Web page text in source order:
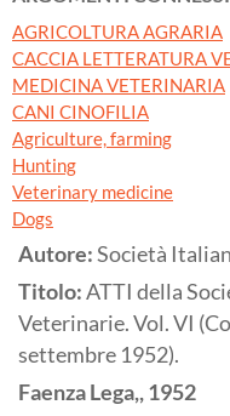
AGRICOLTURA AGRARIA
CACCIA LETTERATURA
MEDICINA VETERINARIA
CANI CINOFILIA
Agriculture, farming
Hunting
Veterinary medicine
Dogs
Autore:Società
Titolo:ATTI della
Veterinarie. Vol. VI
settembre 1952).
FaenzaLega,,1952